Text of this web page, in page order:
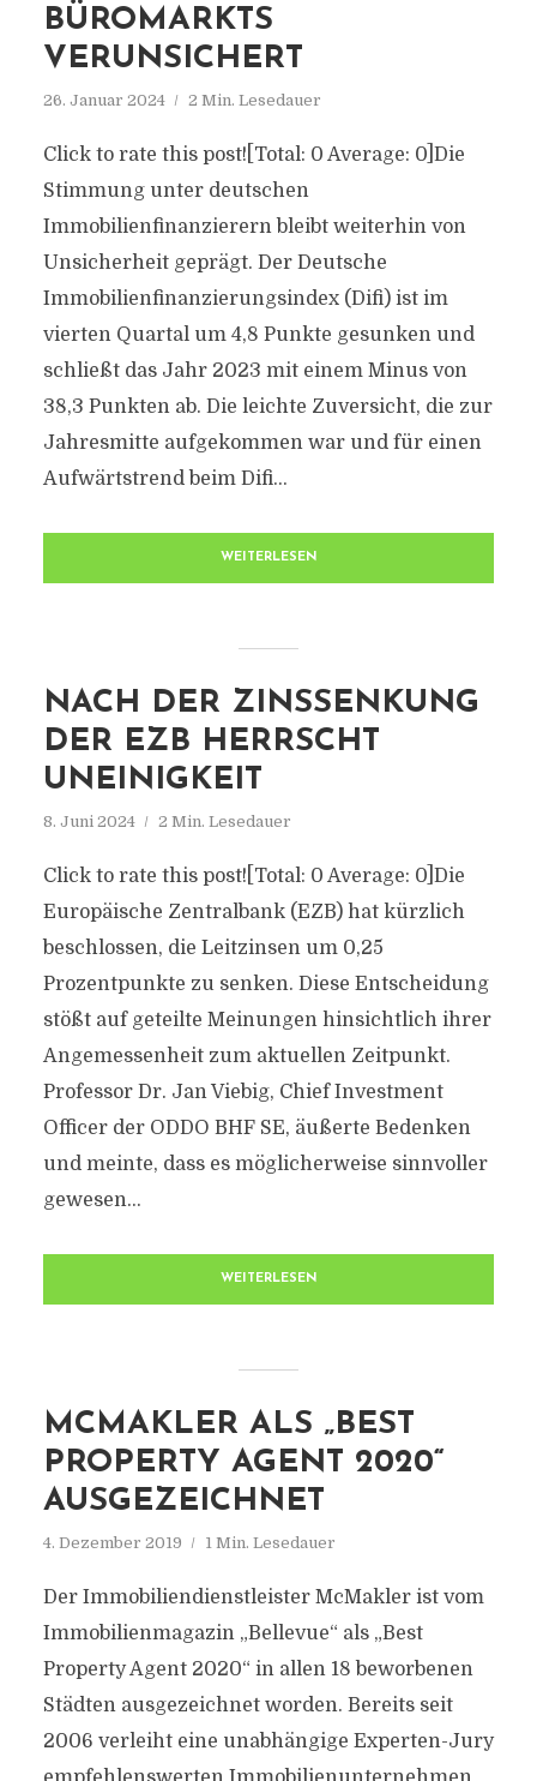
BÜROMARKTS
VERUNSICHERT
26. Januar 2024 2 Min. Lesedauer
Click to rate this post![Total: 0 Average: 0]Die
Stimmung unter deutschen
Immobilienfinanzierern bleibt weiterhin von
Unsicherheit geprägt. Der Deutsche
Immobilienfinanzierungsindex (Difi) ist im
vierten Quartal um 4,8 Punkte gesunken und
schließt das Jahr 2023 mit einem Minus von
38,3 Punkten ab. Die leichte Zuversicht, die zur
Jahresmitte aufgekommen war und für einen
Aufwärtstrend beim Difi...
WEITERLESEN
NACH DER ZINSSENKUNG
DER EZB HERRSCHT
UNEINIGKEIT
8. Juni 2024 2 Min. Lesedauer
Click to rate this post![Total: 0 Average: 0]Die
Europäische Zentralbank (EZB) hat kürzlich
beschlossen, die Leitzinsen um 0,25
Prozentpunkte zu senken. Diese Entscheidung
stößt auf geteilte Meinungen hinsichtlich ihrer
Angemessenheit zum aktuellen Zeitpunkt.
Professor Dr. Jan Viebig, Chief Investment
Officer der ODDO BHF SE, äußerte Bedenken
und meinte, dass es möglicherweise sinnvoller
gewesen...
WEITERLESEN
MCMAKLER ALS „BEST
PROPERTY AGENT 2020“
AUSGEZEICHNET
4. Dezember 2019 1 Min. Lesedauer
Der Immobiliendienstleister McMakler ist vom
Immobilienmagazin „Bellevue“ als „Best
Property Agent 2020“ in allen 18 beworbenen
Städten ausgezeichnet worden. Bereits seit
2006 verleiht eine unabhängige Experten-Jury